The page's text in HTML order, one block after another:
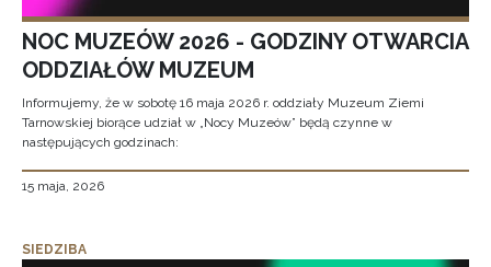
NOC MUZEÓW 2026 - GODZINY OTWARCIA
ODDZIAŁÓW MUZEUM
Informujemy, że w sobotę 16 maja 2026 r. oddziały Muzeum Ziemi
Tarnowskiej biorące udział w „Nocy Muzeów” będą czynne w
następujących godzinach:
15 maja, 2026
SIEDZIBA